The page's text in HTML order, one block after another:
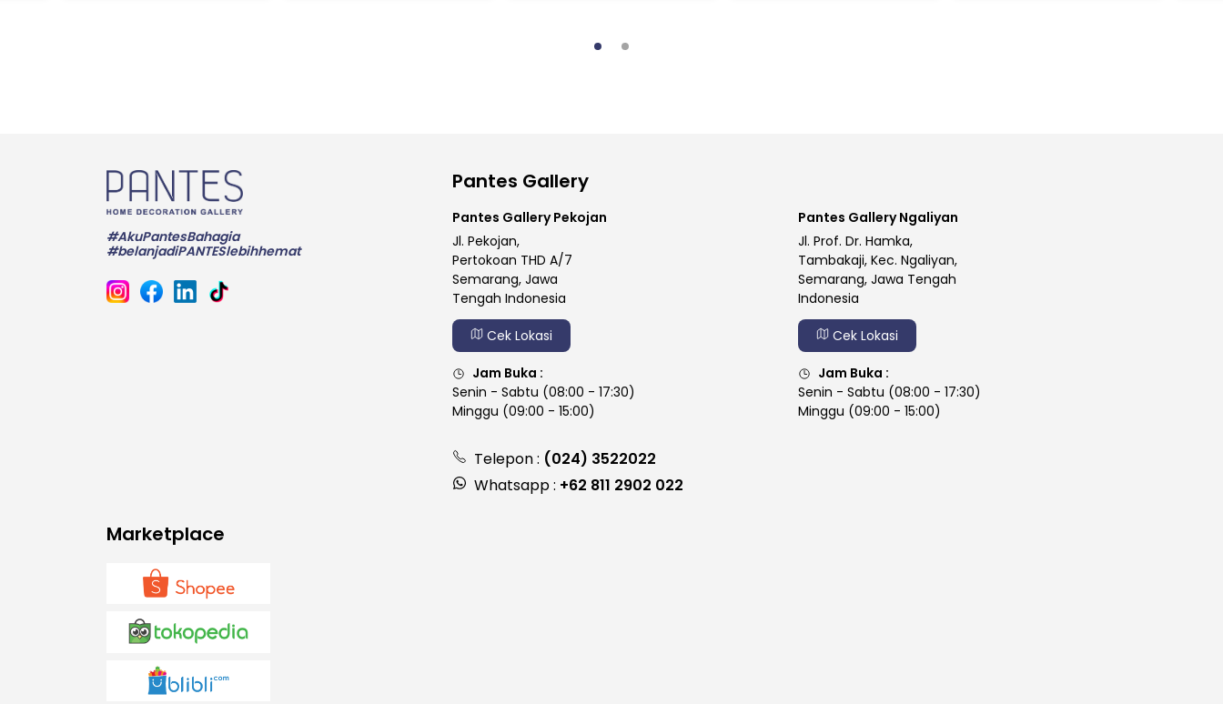
#AkuPantesBahagia
#belanjadiPANTESlebihhemat
Pantes Gallery
Pantes Gallery Pekojan
Jl. Pekojan,
Pertokoan THD A/7
Semarang, Jawa
Tengah Indonesia
Cek Lokasi
Jam Buka :
Senin - Sabtu (08:00 - 17:30)
Minggu (09:00 - 15:00)
Pantes Gallery Ngaliyan
Jl. Prof. Dr. Hamka,
Tambakaji, Kec. Ngaliyan,
Semarang, Jawa Tengah
Indonesia
Cek Lokasi
Jam Buka :
Senin - Sabtu (08:00 - 17:30)
Minggu (09:00 - 15:00)
Telepon : (024) 3522022
Whatsapp : +62 811 2902 022
Marketplace